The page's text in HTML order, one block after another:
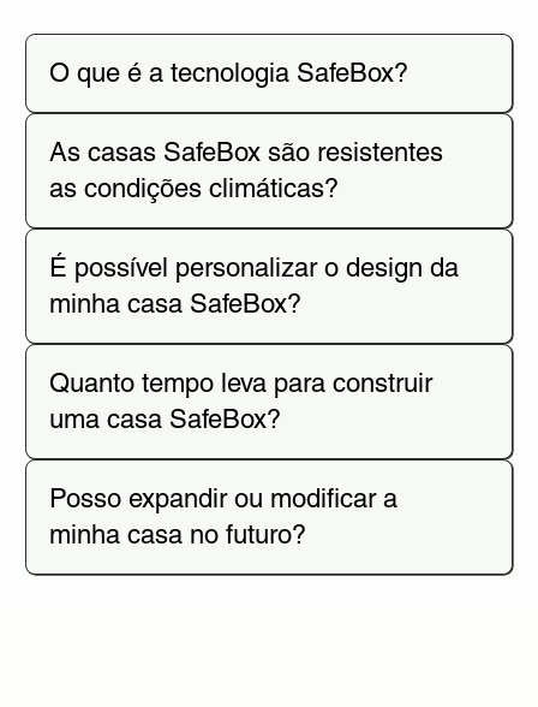
O que é a tecnologia SafeBox?
As casas SafeBox são resistentes
as condições climáticas?
É possível personalizar o design da
minha casa SafeBox?
Quanto tempo leva para construir
uma casa SafeBox?
Posso expandir ou modificar a
minha casa no futuro?